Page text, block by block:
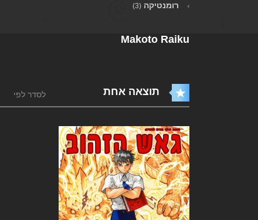
רומנטיקה (3)
Makoto Raiku
תוצאה אחת לסדר לפי